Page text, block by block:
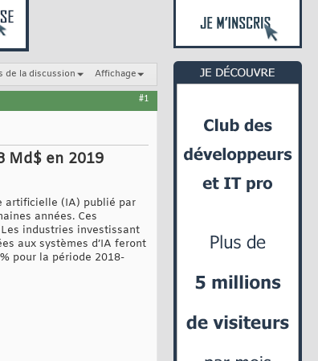
de la discussion Affichage
#1
Md$ en 2019
artificielle (IA) publié par
années. Ces
industries investissant
aux systèmes d’IA feront
pour la période 2018-